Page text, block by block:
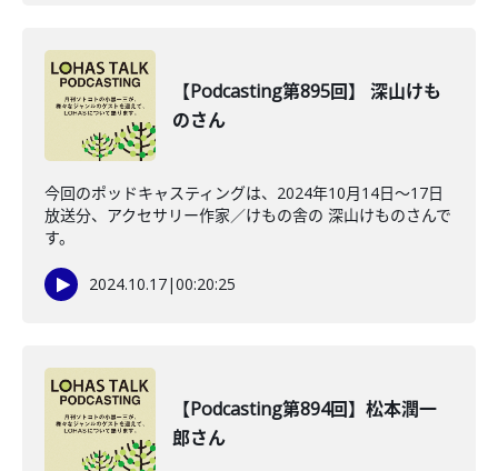
【Podcasting第895回】 深山けも
のさん
今回のポッドキャスティングは、2024年10月14日〜17日
放送分、アクセサリー作家／けもの舎の 深山けものさんで
す。
2024.10.17|00:20:25
【Podcasting第894回】松本潤一
郎さん